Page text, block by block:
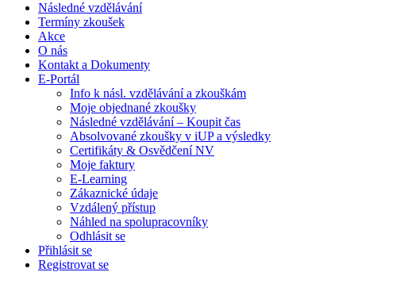
Následné vzdělávání
Termíny zkoušek
Akce
O nás
Kontakt a Dokumenty
E-Portál
Info k násl. vzdělávání a zkouškám
Moje objednané zkoušky
Následné vzdělávání – Koupit čas
Absolvované zkoušky v iUP a výsledky
Certifikáty & Osvědčení NV
Moje faktury
E-Learning
Zákaznické údaje
Vzdálený přístup
Náhled na spolupracovníky
Odhlásit se
Přihlásit se
Registrovat se